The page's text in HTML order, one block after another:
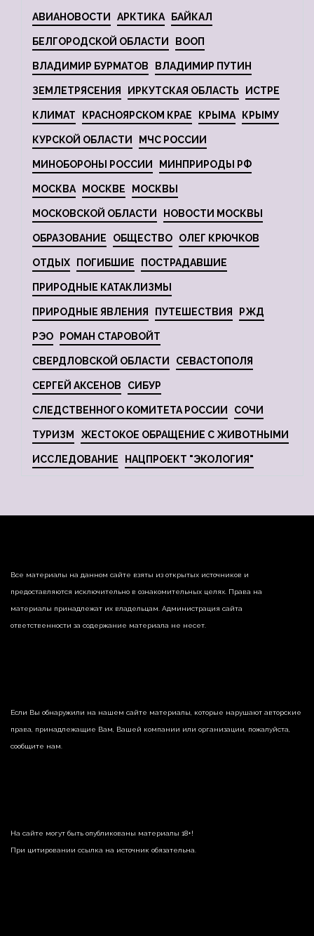
АВИАНОВОСТИ АРКТИКА БАЙКАЛ
БЕЛГОРОДСКОЙ ОБЛАСТИ ВООП
ВЛАДИМИР БУРМАТОВ ВЛАДИМИР ПУТИН
ЗЕМЛЕТРЯСЕНИЯ ИРКУТСКАЯ ОБЛАСТЬ ИСТРЕ
КЛИМАТ КРАСНОЯРСКОМ КРАЕ КРЫМА КРЫМУ
КУРСКОЙ ОБЛАСТИ МЧС РОССИИ
МИНОБОРОНЫ РОССИИ МИНПРИРОДЫ РФ
МОСКВА МОСКВЕ МОСКВЫ
МОСКОВСКОЙ ОБЛАСТИ НОВОСТИ МОСКВЫ
ОБРАЗОВАНИЕ ОБЩЕСТВО ОЛЕГ КРЮЧКОВ
ОТДЫХ ПОГИБШИЕ ПОСТРАДАВШИЕ
ПРИРОДНЫЕ КАТАКЛИЗМЫ
ПРИРОДНЫЕ ЯВЛЕНИЯ ПУТЕШЕСТВИЯ РЖД
РЭО РОМАН СТАРОВОЙТ
СВЕРДЛОВСКОЙ ОБЛАСТИ СЕВАСТОПОЛЯ
СЕРГЕЙ АКСЕНОВ СИБУР
СЛЕДСТВЕННОГО КОМИТЕТА РОССИИ СОЧИ
ТУРИЗМ ЖЕСТОКОЕ ОБРАЩЕНИЕ С ЖИВОТНЫМИ
ИССЛЕДОВАНИЕ НАЦПРОЕКТ "ЭКОЛОГИЯ"
Все материалы на данном сайте взяты из открытых источников и
предоставляются исключительно в ознакомительных целях. Права на
материалы принадлежат их владельцам. Администрация сайта
ответственности за содержание материала не несет.
Если Вы обнаружили на нашем сайте материалы, которые нарушают авторские
права, принадлежащие Вам, Вашей компании или организации, пожалуйста,
сообщите нам.
На сайте могут быть опубликованы материалы 18+!
При цитировании ссылка на источник обязательна.